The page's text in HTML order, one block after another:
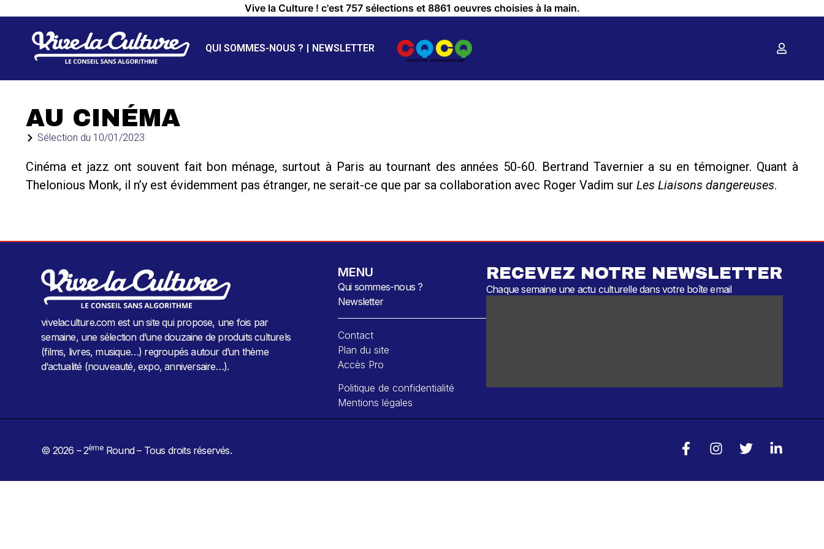
Vive la Culture ! c'est 757 sélections et 8861 oeuvres choisies à la main.
QUI SOMMES-NOUS ? NEWSLETTER
AU CINÉMA
Sélection du 10/01/2023
Cinéma et jazz ont souvent fait bon ménage, surtout à Paris au tournant des années 50-60. Bertrand Tavernier a su en témoigner. Quant à
Thelonious Monk, il n’y est évidemment pas étranger, ne serait-ce que par sa collaboration avec Roger Vadim sur Les Liaisons dangereuses.
vivelaculture.com est un site qui propose, une fois par
semaine, une sélection d’une douzaine de produits culturels
(films, livres, musique…) regroupés autour d’un thème
d’actualité (nouveauté, expo, anniversaire…).
MENU
Qui sommes-nous ?
Newsletter
Contact
Plan du site
Accès Pro
Politique de confidentialité
Mentions légales
RECEVEZ NOTRE NEWSLETTER
Chaque semaine une actu culturelle dans votre boîte email
© 2026 – 2èmeRound – Tous droits réservés.